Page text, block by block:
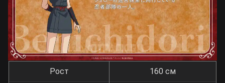
Рост 160 см